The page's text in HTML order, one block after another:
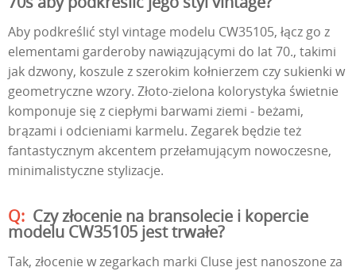
Aby podkreślić styl vintage modelu CW35105, łącz go z
elementami garderoby nawiązującymi do lat 70., takimi
jak dzwony, koszule z szerokim kołnierzem czy sukienki w
geometryczne wzory. Złoto-zielona kolorystyka świetnie
komponuje się z ciepłymi barwami ziemi - beżami,
brązami i odcieniami karmelu. Zegarek będzie też
fantastycznym akcentem przełamującym nowoczesne,
minimalistyczne stylizacje.
Czy złocenie na bransolecie i kopercie
modelu CW35105 jest trwałe?
Tak, złocenie w zegarkach marki Cluse jest nanoszone za